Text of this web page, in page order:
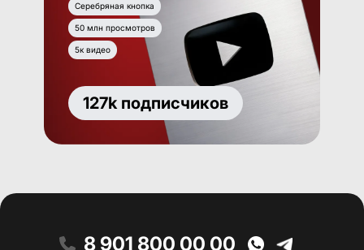
Серебряная кнопка
50 млн просмотров
5к видео
127k подписчиков
8 901 800 00 00